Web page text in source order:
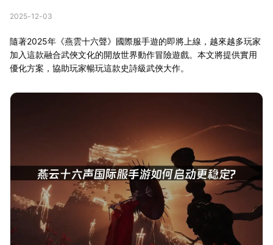
2025-12-03
隨著2025年《燕雲十六聲》國際服手遊的即將上線，越來越多玩家
加入這款融合武俠文化的開放世界動作冒險遊戲。本文將提供實用
優化方案，協助玩家暢玩這款史詩級武俠大作。